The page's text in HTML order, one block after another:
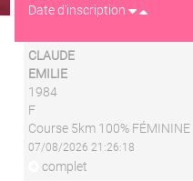
Date d'inscription
CLAUDE
EMILIE
1984
F
Course 5km 100% FÉMININE
07/08/2026 21:26:18
complet